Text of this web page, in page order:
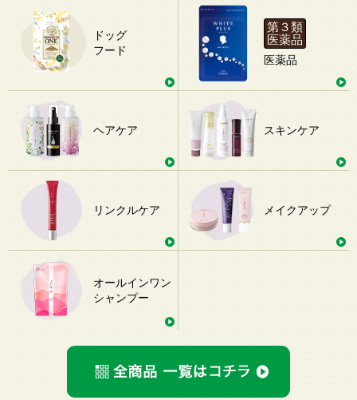
ドッグ
フード
第３類
医薬品
医薬品
ヘアケア スキンケア
リンクルケア メイクアップ
オールインワン
シャンプー